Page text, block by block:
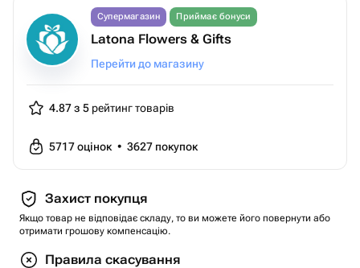
Супермагазин Приймає бонуси
Latona Flowers & Gifts
Перейти до магазину
4.87 з 5 рейтинг товарів
5717оцінок • 3627 покупок
Захист покупця
Якщо товар не відповідає складу, то ви можете його повернути або
отримати грошову компенсацію.
Правила скасування